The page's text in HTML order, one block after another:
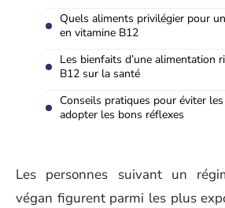
Quels aliments privilégier pour
en vitamine B12
Les bienfaits d’une alimentation
B12 sur la santé
Conseils pratiques pour éviter
adopter les bons réflexes
Les personnes suivant un
végan figurent parmi les plus